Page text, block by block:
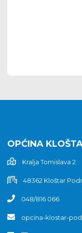
OPĆINA
Kralja Tomislava 2
48362 Kloštar
048/816 066
opcina-klostar-